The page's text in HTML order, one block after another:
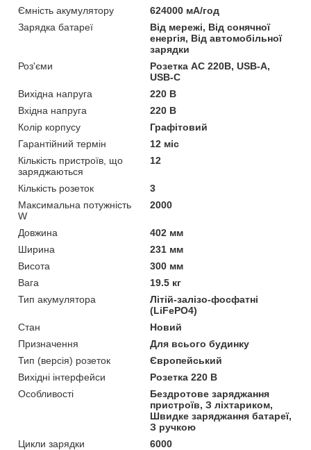
Ємність акумулятору
624000 мА/год
Зарядка батареї
Від мережі, Від сонячної
енергія, Від автомобільної
зарядки
Роз'єми
Розетка AC 220В, USB-A,
USB-C
Вихідна напруга
220 В
Вхідна напруга
220 В
Колір корпусу
Графітовий
Гарантійний термін
12 міс
Кількість пристроїв, що
заряджаються
12
Кількість розеток
3
Максимальна потужність
W
2000
Довжина
402 мм
Ширина
231 мм
Висота
300 мм
Вага
19.5 кг
Тип акумулятора
Літій-залізо-фосфатні
(LiFePO4)
Стан
Новий
Призначення
Для всього будинку
Тип (версія) розеток
Європейський
Вихідні інтерфейси
Розетка 220 В
Особливості
Бездротове заряджання
пристроїв, З ліхтариком,
Швидке заряджання батареї,
З ручкою
Цикли зарядки
6000